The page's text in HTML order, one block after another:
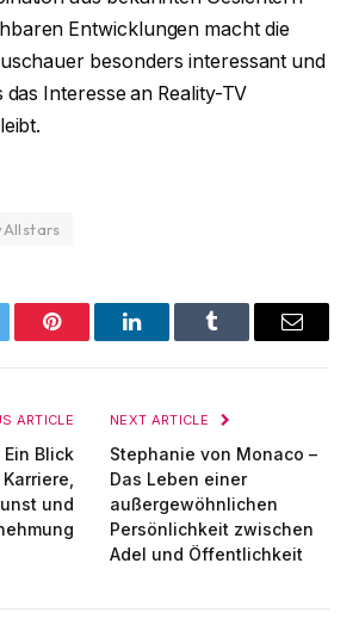
Entwicklungen macht die
besonders interessant und
Interesse an Reality-TV
Pinterest LinkedInTumblr Email
ARTICLE
Ein Blick
und
NEXT ARTICLE
Stephanie von Monaco –
Das Leben einer
außergewöhnlichen
Persönlichkeit zwischen
Adel und Öffentlichkeit